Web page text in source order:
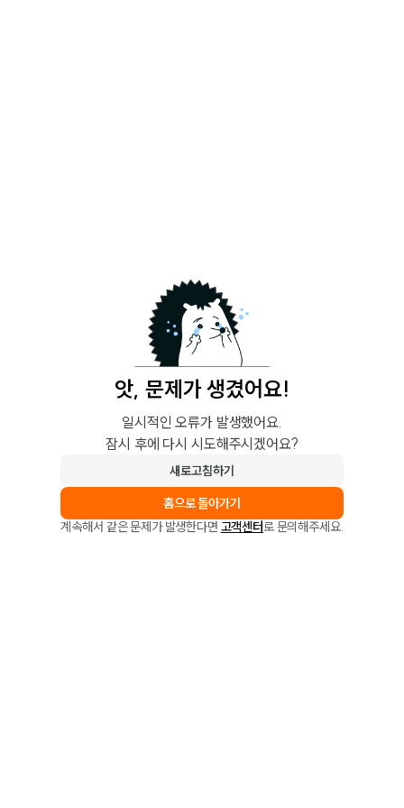
앗, 문제가 생겼어요!
일시적인 오류가 발생했어요.
잠시 후에 다시 시도해주시겠어요?
새로고침하기
홈으로 돌아가기
계속해서 같은 문제가 발생한다면 고객센터로 문의해주세요.